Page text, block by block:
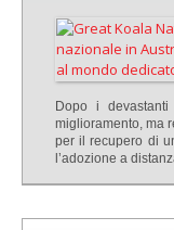
Dopo i
miglioramento, ma
per il recupero di
l’adozione a